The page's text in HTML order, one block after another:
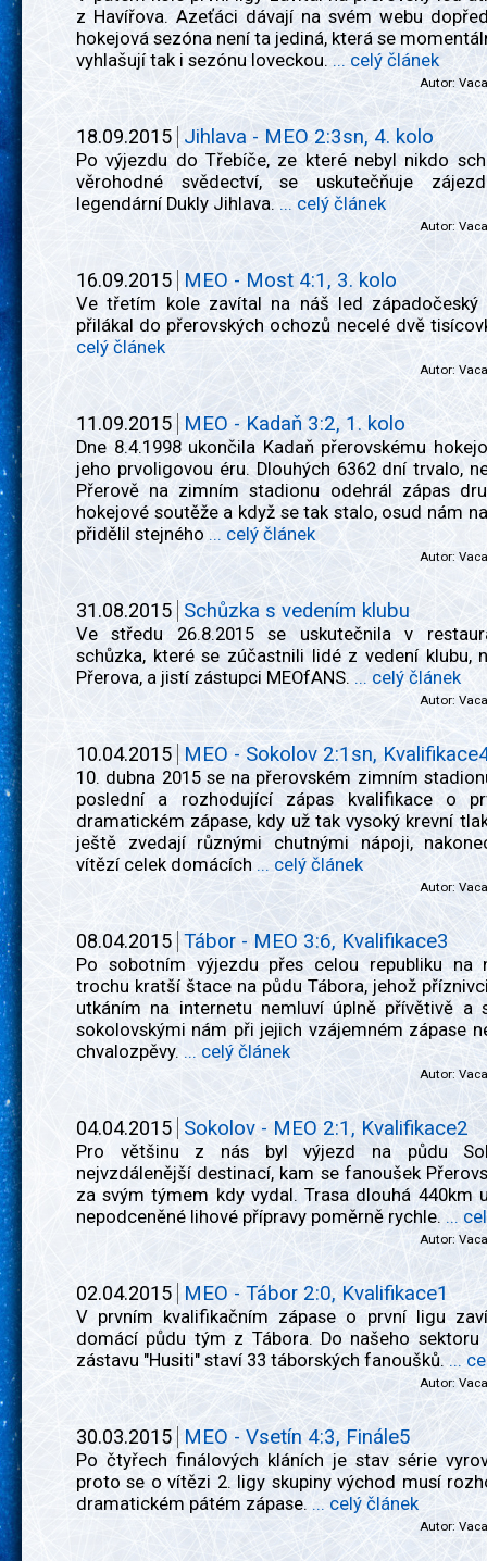
z Havířova. Azeťáci dávají na svém webu
hokejová sezóna není ta jediná, která se
vyhlašují tak i sezónu loveckou. ... celý článek
Autor: Vaca
18.09.2015 Jihlava - MEO 2:3sn, 4. kolo
Po výjezdu do Třebíče, ze které nebyl nikdo
věrohodné svědectví, se uskutečňuje
legendární Dukly Jihlava. ... celý článek
Autor: Vaca
16.09.2015 MEO - Most 4:1, 3. kolo
Ve třetím kole zavítal na náš led západočeský
přilákal do přerovských ochozů necelé dvě
celý článek
Autor: Vaca
11.09.2015 MEO - Kadaň 3:2, 1. kolo
Dne 8.4.1998 ukončila Kadaň přerovskému
jeho prvoligovou éru. Dlouhých 6362 dní trvalo,
Přerově na zimním stadionu odehrál zápas
hokejové soutěže a když se tak stalo, osud nám
přidělil stejného ... celý článek
Autor: Vaca
31.08.2015 Schůzka s vedením klubu
Ve středu 26.8.2015 se uskutečnila v
schůzka, které se zúčastnili lidé z vedení klubu,
Přerova, a jistí zástupci MEOfANS. ... celý článek
Autor: Vaca
10.04.2015 MEO - Sokolov 2:1sn,
10. dubna 2015 se na přerovském zimním
poslední a rozhodující zápas kvalifikace o
dramatickém zápase, kdy už tak vysoký krevní
ještě zvedají různými chutnými nápoji,
vítězí celek domácích ... celý článek
Autor: Vaca
08.04.2015 Tábor - MEO 3:6, Kvalifikace3
Po sobotním výjezdu přes celou republiku na
trochu kratší štace na půdu Tábora, jehož
utkáním na internetu nemluví úplně přívětivě a
sokolovskými nám při jejich vzájemném zápase
chvalozpěvy. ... celý článek
Autor: Vaca
04.04.2015 Sokolov - MEO 2:1, Kvalifikace2
Pro většinu z nás byl výjezd na půdu
nejvzdálenější destinací, kam se fanoušek
za svým týmem kdy vydal. Trasa dlouhá 440km
nepodceněné lihové přípravy poměrně rychle. ...
Autor: Vaca
02.04.2015 MEO - Tábor 2:0, Kvalifikace1
V prvním kvalifikačním zápase o první ligu
domácí půdu tým z Tábora. Do našeho
zástavu "Husiti" staví 33 táborských fanoušků....
Autor: Vaca
30.03.2015 MEO - Vsetín 4:3, Finále5
Po čtyřech finálových kláních je stav série
proto se o vítězi 2. ligy skupiny východ musí
dramatickém pátém zápase. ... celý článek
Autor: Vaca